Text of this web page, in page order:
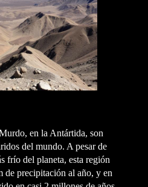
en la Antártida, son
del mundo. A pesar de
frío del planeta, esta región
de precipitación al año, y en